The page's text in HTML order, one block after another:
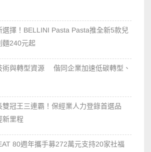
選擇！BELLINI Pasta Pasta推全新5款兒
240元起
術與轉型資源 偕同企業加速低碳轉型、
冠王三連霸！保經業人力登錄首選品
里程
80週年攜手募272萬元支持20家社福